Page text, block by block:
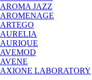
AROMA JAZZ
AROMENAGE
ARTEGO
AURELIA
AURIQUE
AVEMOD
AVENE
AXIONE LABORATORY